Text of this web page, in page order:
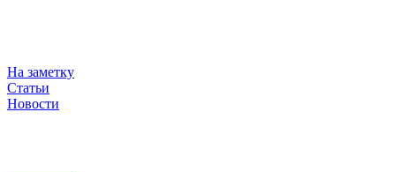
На заметку
Статьи
Новости